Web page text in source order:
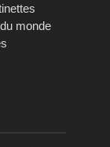
monde